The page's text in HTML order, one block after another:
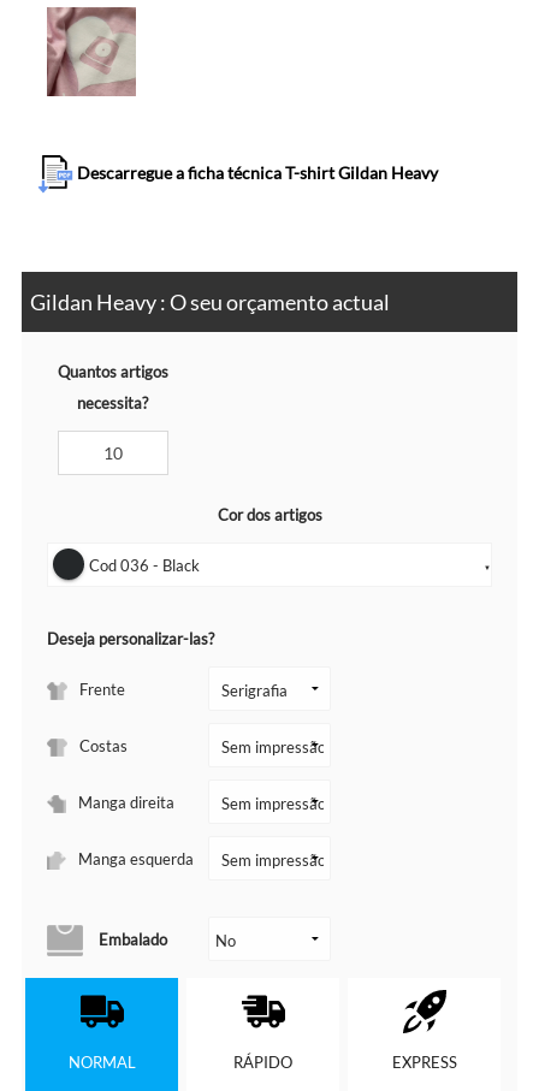
Descarregue a ficha técnica T-shirt Gildan Heavy
Gildan Heavy : O seu orçamento actual
Quantos artigos
necessita?
Cor dos artigos
Cod 036 - Black ▼
Deseja personalizar-las?
Frente
Costas
Manga direita
Manga esquerda
Embalado
NORMAL RÁPIDO EXPRESS